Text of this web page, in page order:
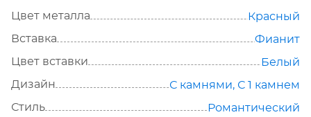
Цвет металла
Красный
Вставка
Фианит
Цвет вставки
Белый
Дизайн
С камнями, С 1 камнем
Стиль
Романтический